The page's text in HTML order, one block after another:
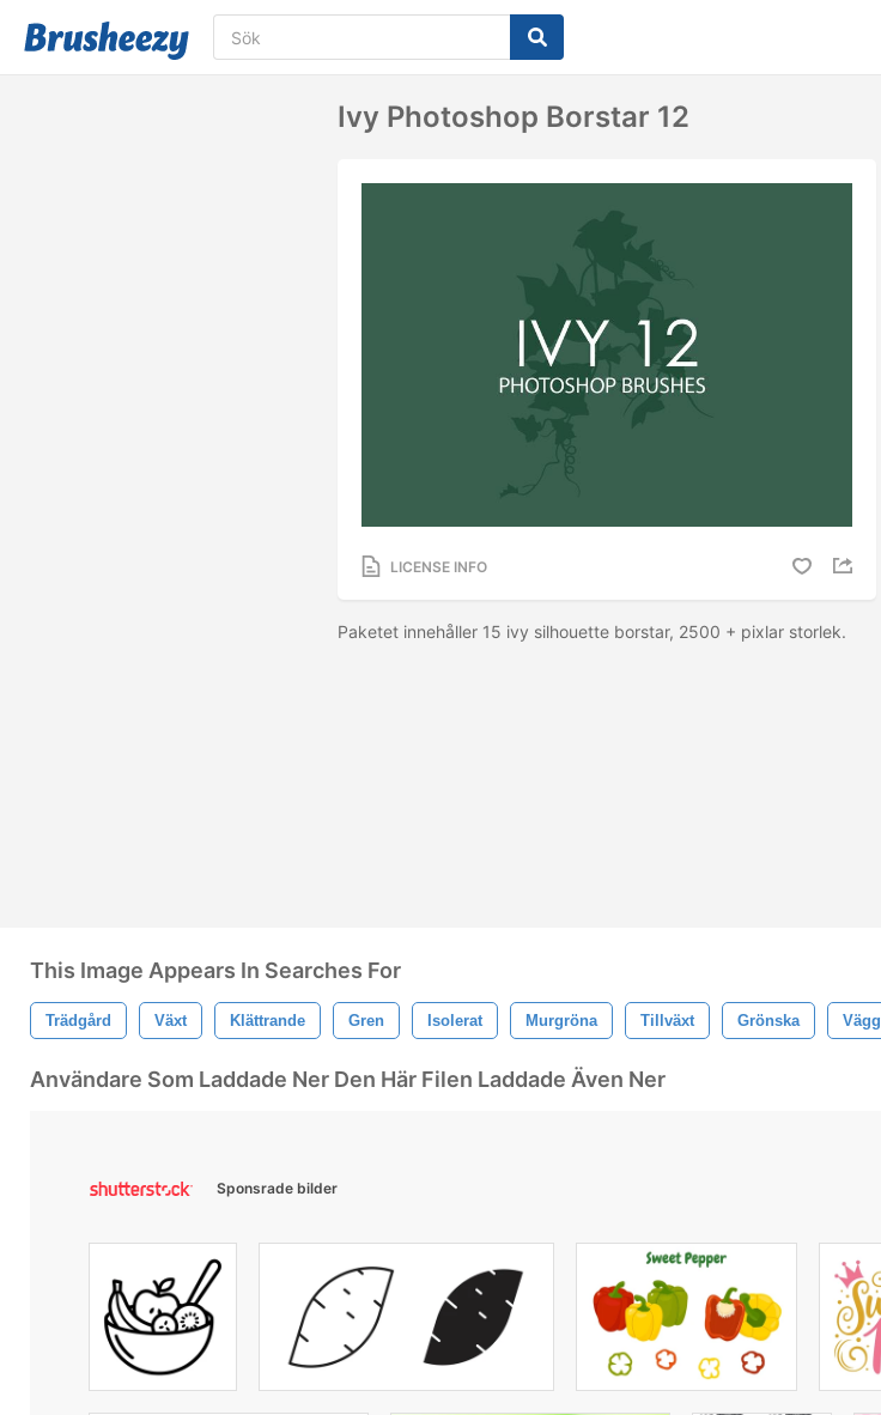
Ivy Photoshop Borstar 12
LICENSE INFO
Paketet innehåller 15 ivy silhouette borstar, 2500 + pixlar storlek.
This Image Appears In Searches For
Trädgård Växt Klättrande Gren Isolerat Murgröna Tillväxt Grönska Vägg
Användare Som Laddade Ner Den Här Filen Laddade Även Ner
Sponsrade bilder